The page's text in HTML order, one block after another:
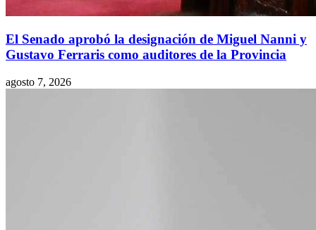
El Senado aprobó la designación de Miguel Nanni y
Gustavo Ferraris como auditores de la Provincia
agosto 7, 2026